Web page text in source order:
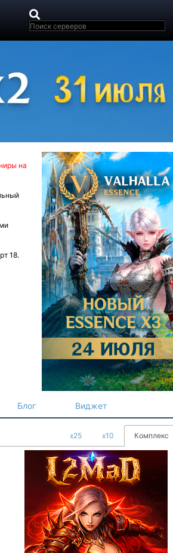
на
18.
Блог Виджет
x25 x10 Комплекс